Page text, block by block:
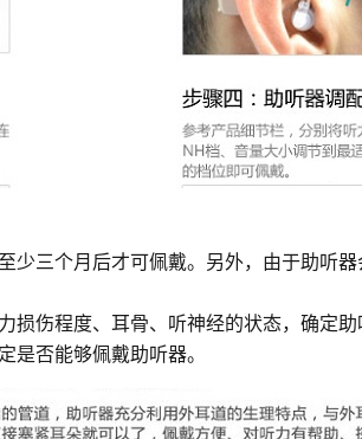
三个月后才可佩戴。另外，由于助听
伤程度、耳骨、听神经的状态，确定助
否能够佩戴助听器。